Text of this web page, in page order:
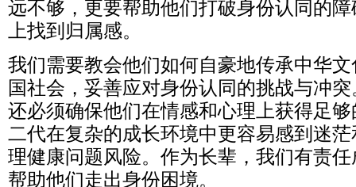
远不够，更要帮助他们打破身份认同的
上找到归属感。
我们需要教会他们如何自豪地传承中华
国社会，妥善应对身份认同的挑战与冲
还必须确保他们在情感和心理上获得足
二代在复杂的成长环境中更容易感到迷
理健康问题风险。作为长辈，我们有责
帮助他们走出身份困境。